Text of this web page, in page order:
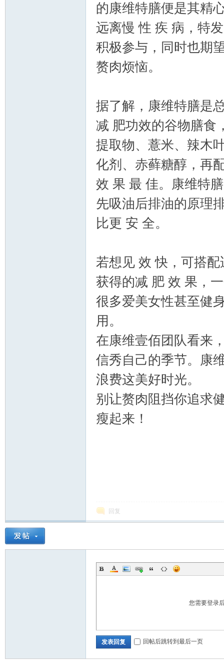
的康维特膳便是其精
远离慢 性 疾 病，特
积极参与，同时也期
赘肉烦恼。
据了解，康维特膳是
减 肥功效的谷物膳食
提取物、薏米、辣木
化剂、赤藓糖醇，再
效 果 最 佳。康维特
先吸油后排油的原理
比更 安 全。
若想见 效 快，可搭
获得的减 肥 效 果，
很多爱美女性甚至健
用。
在康维壹佰团队看来
信秀自己的季节。康
浪费这美好时光。
别让赘肉阻挡你追求
瘦起来！
回复
您需要登录
发表回复 回帖后跳转到最后一页